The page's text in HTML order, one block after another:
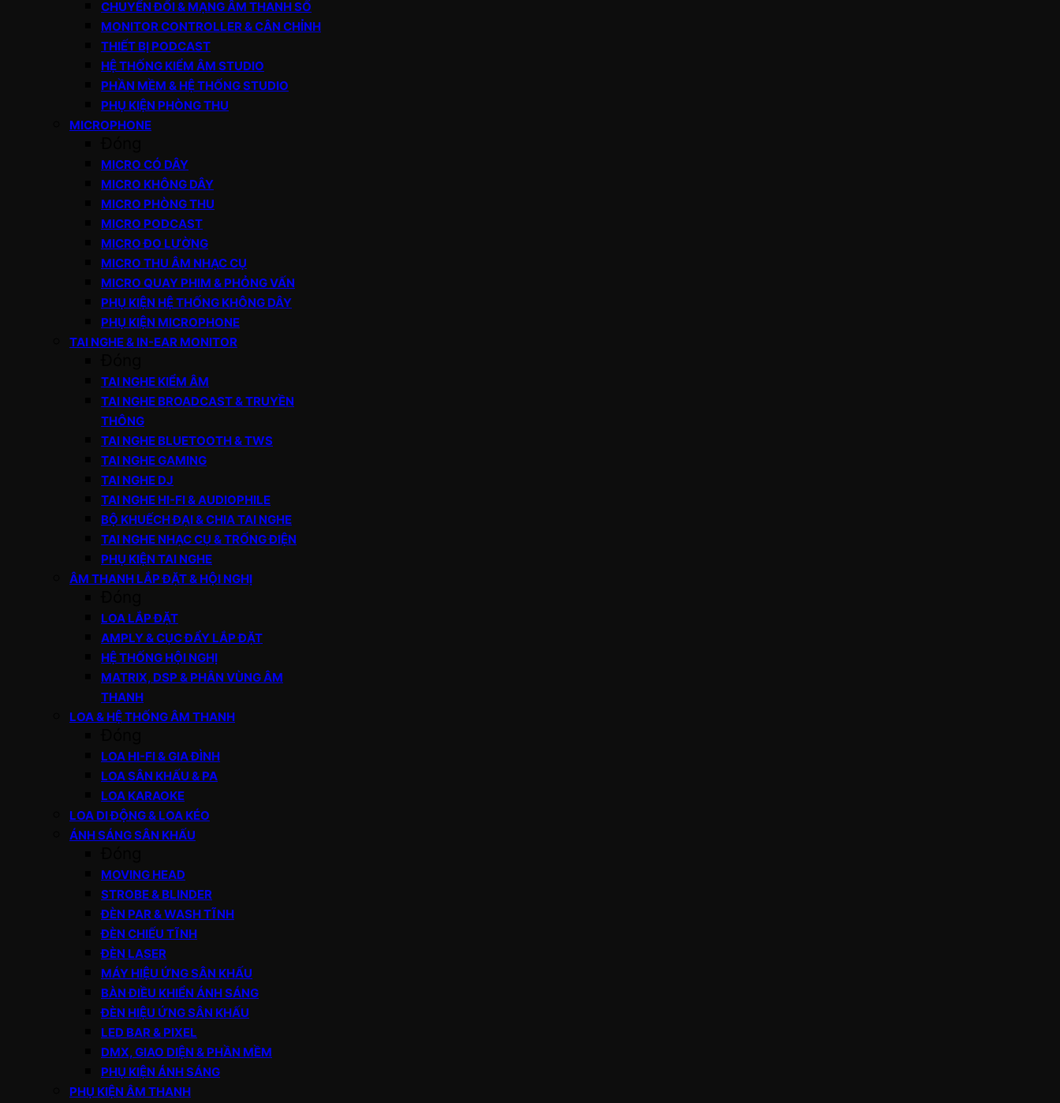
CHUYỂN ĐỔI & MẠNG ÂM THANH SỐ
MONITOR CONTROLLER & CÂN CHỈNH
THIẾT BỊ PODCAST
HỆ THỐNG KIỂM ÂM STUDIO
PHẦN MỀM & HỆ THỐNG STUDIO
PHỤ KIỆN PHÒNG THU
MICROPHONE
MICRO CÓ DÂY
MICRO KHÔNG DÂY
MICRO PHÒNG THU
MICRO PODCAST
MICRO ĐO LƯỜNG
MICRO THU ÂM NHẠC CỤ
MICRO QUAY PHIM & PHỎNG VẤN
PHỤ KIỆN HỆ THỐNG KHÔNG DÂY
PHỤ KIỆN MICROPHONE
TAI NGHE & IN-EAR MONITOR
TAI NGHE KIỂM ÂM
TAI NGHE BROADCAST & TRUYỀN
THÔNG
TAI NGHE BLUETOOTH & TWS
TAI NGHE GAMING
TAI NGHE DJ
TAI NGHE HI-FI & AUDIOPHILE
BỘ KHUẾCH ĐẠI & CHIA TAI NGHE
TAI NGHE NHẠC CỤ & TRỐNG ĐIỆN
PHỤ KIỆN TAI NGHE
ÂM THANH LẮP ĐẶT & HỘI NGHỊ
LOA LẮP ĐẶT
AMPLY & CỤC ĐẨY LẮP ĐẶT
HỆ THỐNG HỘI NGHỊ
MATRIX, DSP & PHÂN VÙNG ÂM
THANH
LOA & HỆ THỐNG ÂM THANH
LOA HI-FI & GIA ĐÌNH
LOA SÂN KHẤU & PA
LOA KARAOKE
LOA DI ĐỘNG & LOA KÉO
ÁNH SÁNG SÂN KHẤU
MOVING HEAD
STROBE & BLINDER
ĐÈN PAR & WASH TĨNH
ĐÈN CHIẾU TĨNH
ĐÈN LASER
MÁY HIỆU ỨNG SÂN KHẤU
BÀN ĐIỀU KHIỂN ÁNH SÁNG
ĐÈN HIỆU ỨNG SÂN KHẤU
LED BAR & PIXEL
DMX, GIAO DIỆN & PHẦN MỀM
PHỤ KIỆN ÁNH SÁNG
PHỤ KIỆN ÂM THANH